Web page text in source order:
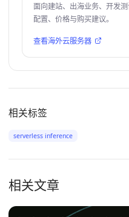
面向建站、出海业务、开发
配置、价格与购买建议。
查看海外云服务器
相关标签
serverless inference
相关文章